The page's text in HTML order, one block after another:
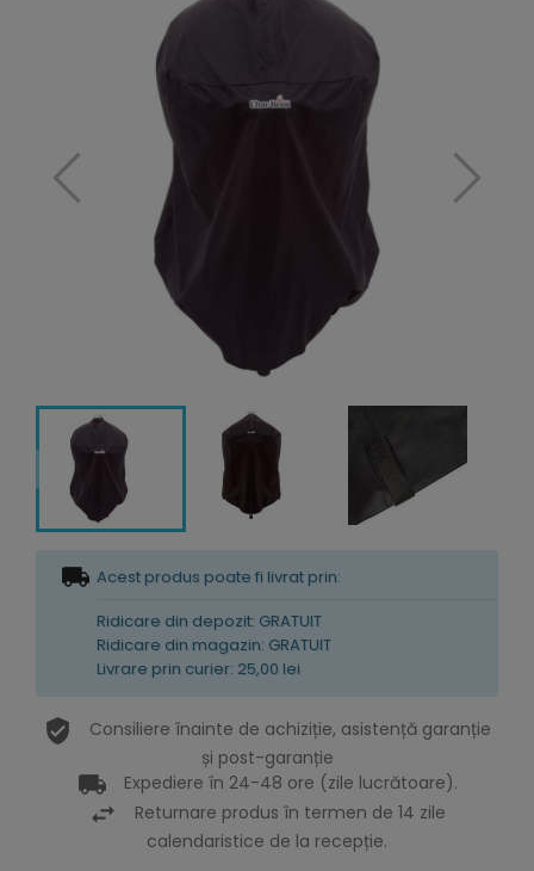
Acest produs poate fi livrat prin:
Ridicare din depozit: GRATUIT
Ridicare din magazin: GRATUIT
Livrare prin curier: 25,00 lei
Consiliere înainte de achiziție, asistență garanție
și post-garanție
Expediere în 24-48 ore (zile lucrătoare).
Returnare produs în termen de 14 zile
calendaristice de la recepție.